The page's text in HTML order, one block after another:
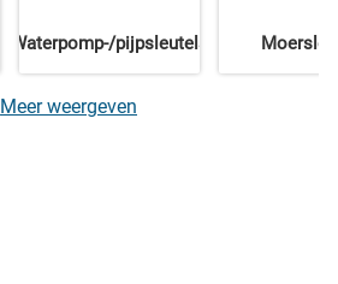
Waterpomp-/pijpsleutels
Meer weergeven